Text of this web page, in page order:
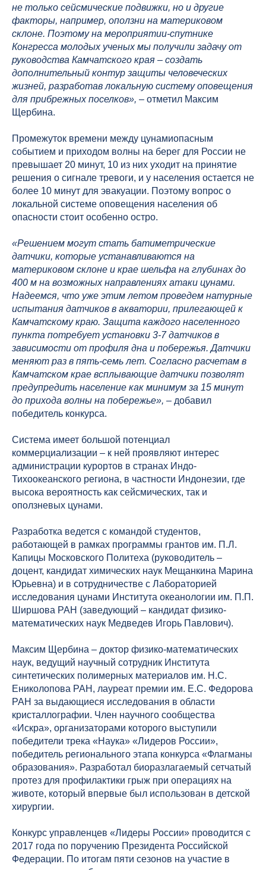
не только сейсмические подвижки, но и другие
факторы, например, оползни на материковом
склоне. Поэтому на мероприятии-спутнике
Конгресса молодых ученых мы получили задачу от
руководства Камчатского края – создать
дополнительный контур защиты человеческих
жизней, разработав локальную систему оповещения
для прибрежных поселков», – отметил Максим
Щербина.
Промежуток времени между цунамиопасным
событием и приходом волны на берег для России не
превышает 20 минут, 10 из них уходит на принятие
решения о сигнале тревоги, и у населения остается не
более 10 минут для эвакуации. Поэтому вопрос о
локальной системе оповещения населения об
опасности стоит особенно остро.
«Решением могут стать батиметрические
датчики, которые устанавливаются на
материковом склоне и крае шельфа на глубинах до
400 м на возможных направлениях атаки цунами.
Надеемся, что уже этим летом проведем натурные
испытания датчиков в акватории, прилегающей к
Камчатскому краю. Защита каждого населенного
пункта потребует установки 3-7 датчиков в
зависимости от профиля дна и побережья. Датчики
меняют раз в пять-семь лет. Согласно расчетам в
Камчатском крае всплывающие датчики позволят
предупредить население как минимум за 15 минут
до прихода волны на побережье», – добавил
победитель конкурса.
Система имеет большой потенциал
коммерциализации – к ней проявляют интерес
администрации курортов в странах Индо-
Тихоокеанского региона, в частности Индонезии, где
высока вероятность как сейсмических, так и
оползневых цунами.
Разработка ведется с командой студентов,
работающей в рамках программы грантов им. П.Л.
Капицы Московского Политеха (руководитель –
доцент, кандидат химических наук Мещанкина Марина
Юрьевна) и в сотрудничестве с Лабораторией
исследования цунами Института океанологии им. П.П.
Ширшова РАН (заведующий – кандидат физико-
математических наук Медведев Игорь Павлович).
Максим Щербина – доктор физико-математических
наук, ведущий научный сотрудник Института
синтетических полимерных материалов им. Н.С.
Ениколопова РАН, лауреат премии им. Е.С. Федорова
РАН за выдающиеся исследования в области
кристаллографии. Член научного сообщества
«Искра», организаторами которого выступили
победители трека «Наука» «Лидеров России»,
победитель регионального этапа конкурса «Флагманы
образования». Разработал биоразлагаемый сетчатый
протез для профилактики грыж при операциях на
животе, который впервые был использован в детской
хирургии.
Конкурс управленцев «Лидеры России» проводится с
2017 года по поручению Президента Российской
Федерации. По итогам пяти сезонов на участие в